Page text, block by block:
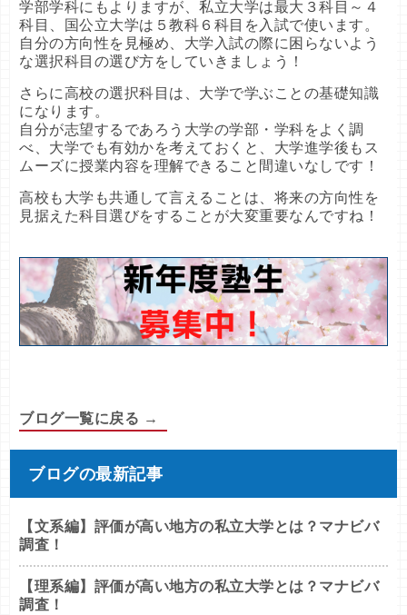
学部学科にもよりますが、私立大学は最大３科目～４
科目、国公立大学は５教科６科目を入試で使います。
自分の方向性を見極め、大学入試の際に困らないよう
な選択科目の選び方をしていきましょう！
さらに高校の選択科目は、大学で学ぶことの基礎知識
になります。
自分が志望するであろう大学の学部・学科をよく調
べ、大学でも有効かを考えておくと、大学進学後もス
ムーズに授業内容を理解できること間違いなしです！
高校も大学も共通して言えることは、将来の方向性を
見据えた科目選びをすることが大変重要なんですね！
ブログ一覧に戻る →
ブログの最新記事
【文系編】評価が高い地方の私立大学とは？マナビバ
調査！
【理系編】評価が高い地方の私立大学とは？マナビバ
調査！